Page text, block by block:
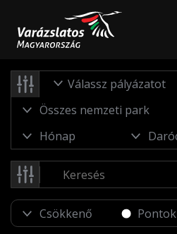
Válassz pályázatot
Pontok